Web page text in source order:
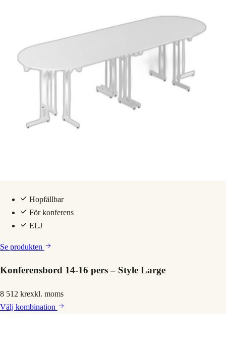
Hopfällbar
För konferens
ELJ
Se produkten
Konferensbord 14-16 pers – Style Large
8 512 krexkl. moms
Välj kombination